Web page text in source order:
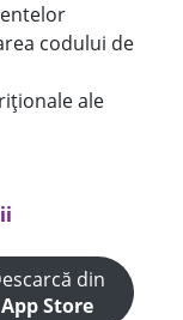
codului de
ale
din
App Store